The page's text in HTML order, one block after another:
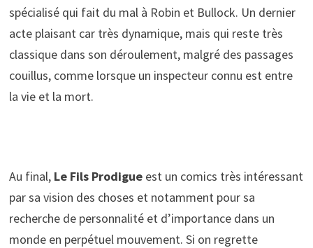
spécialisé qui fait du mal à Robin et Bullock. Un dernier
acte plaisant car très dynamique, mais qui reste très
classique dans son déroulement, malgré des passages
couillus, comme lorsque un inspecteur connu est entre
la vie et la mort.
Au final, Le Fils Prodigueest un comics très intéressant
par sa vision des choses et notamment pour sa
recherche de personnalité et d’importance dans un
monde en perpétuel mouvement. Si on regrette